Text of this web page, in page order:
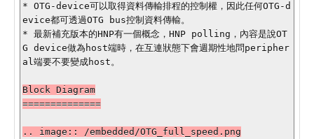
* OTG-device可以取得資料傳輸排程的控制權，因此任何OTG-d
evice都可透過OTG bus控制資料傳輸。
* 最新補充版本的HNP有一個概念，HNP polling，內容是說OT
G device做為host端時，在互連狀態下會週期性地問peripher
al端要不要變成host。
Block Diagram
==============